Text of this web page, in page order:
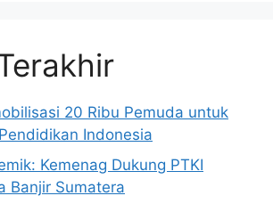
20 Ribu Pemuda untuk
Indonesia
Kemenag Dukung PTKI
Banjir Sumatera